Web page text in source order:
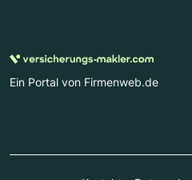
Ein Portal von Firmenweb.de